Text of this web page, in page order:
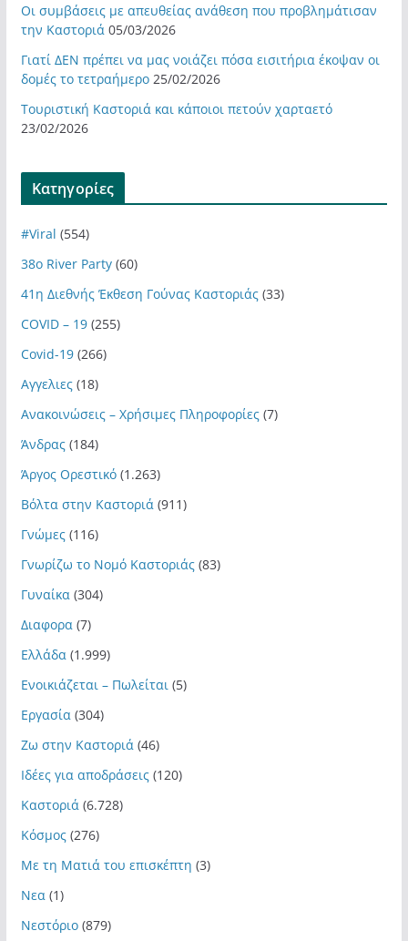
Οι συμβάσεις με απευθείας ανάθεση που προβλημάτισαν
την Καστοριά 05/03/2026
Γιατί ΔΕΝ πρέπει να μας νοιάζει πόσα εισιτήρια έκοψαν οι
δομές το τετραήμερο 25/02/2026
Τουριστική Καστοριά και κάποιοι πετούν χαρταετό
23/02/2026
Kατηγορίες
#Viral (554)
38ο River Party(60)
41η Διεθνής Έκθεση Γούνας Καστοριάς(33)
COVID – 19(255)
Covid-19(266)
Αγγελιες(18)
Ανακοινώσεις – Χρήσιμες Πληροφορίες(7)
Άνδρας(184)
Άργος Ορεστικό(1.263)
Βόλτα στην Καστοριά (911)
Γνώμες(116)
Γνωρίζω το Νομό Καστοριάς(83)
Γυναίκα (304)
Διαφορα (7)
Ελλάδα (1.999)
Ενοικιάζεται – Πωλείται (5)
Εργασία (304)
Ζω στην Καστοριά (46)
Ιδέες για αποδράσεις(120)
Καστοριά (6.728)
Κόσμος(276)
Με τη Ματιά του επισκέπτη (3)
Νεα (1)
Νεστόριο(879)